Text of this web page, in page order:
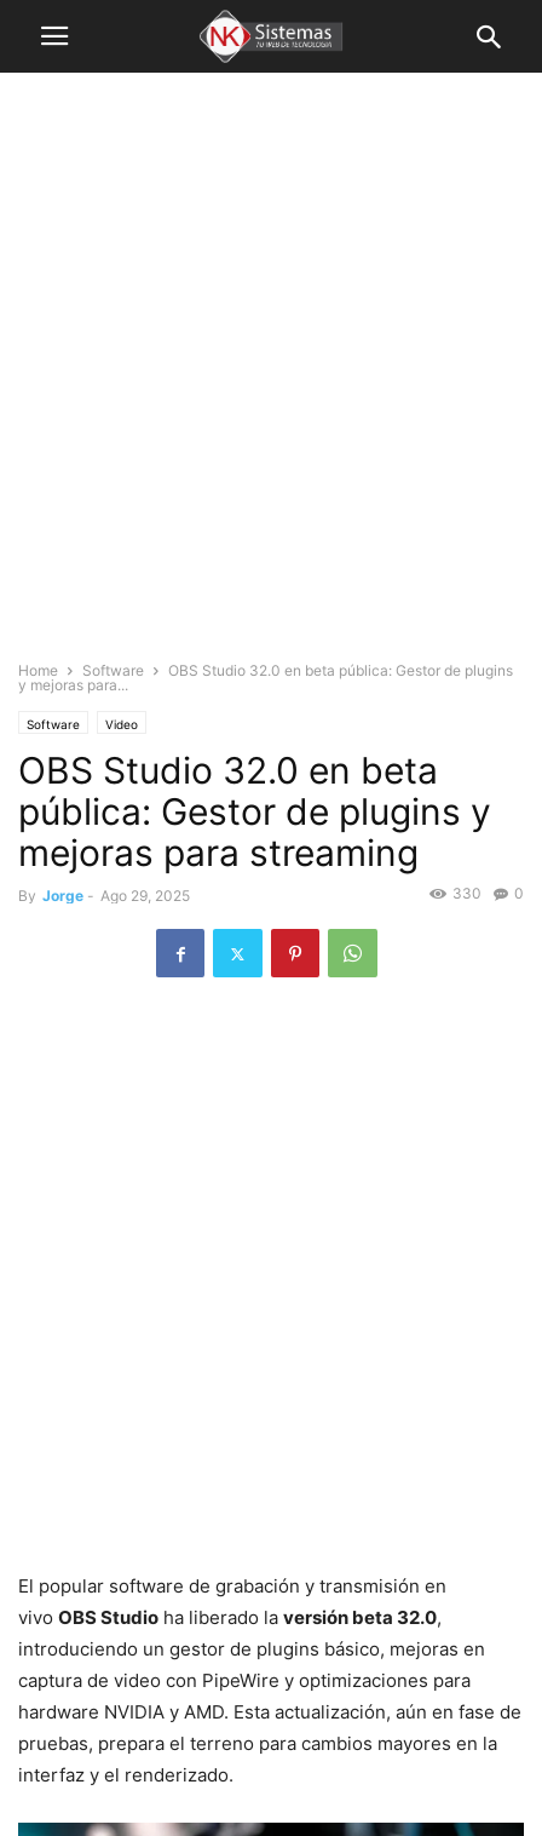
Home Software
OBS Studio 32.0 en beta pública: Gestor de plugins
y mejoras para...
Software Video
OBS Studio 32.0 en beta
pública: Gestor de plugins y
mejoras para streaming
By Jorge - Ago 29, 2025 0
330
El popular software de grabación y transmisión en
vivo OBS Studio ha liberado la versión beta 32.0,
introduciendo un gestor de plugins básico, mejoras en
captura de video con PipeWire y optimizaciones para
hardware NVIDIA y AMD. Esta actualización, aún en fase de
pruebas, prepara el terreno para cambios mayores en la
interfaz y el renderizado.